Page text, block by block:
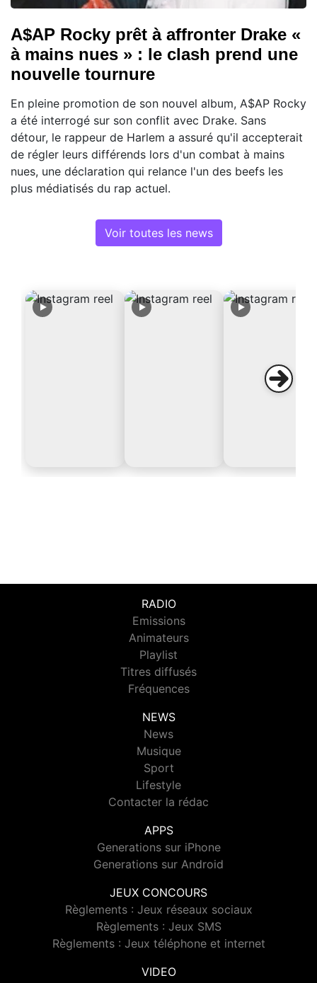
A$AP Rocky prêt à affronter Drake «
à mains nues » : le clash prend une
nouvelle tournure
En pleine promotion de son nouvel album, A$AP Rocky
a été interrogé sur son conflit avec Drake. Sans
détour, le rappeur de Harlem a assuré qu'il accepterait
de régler leurs différends lors d'un combat à mains
nues, une déclaration qui relance l'un des beefs les
plus médiatisés du rap actuel.
Voir toutes les news
RADIO
Emissions
Animateurs
Playlist
Titres diffusés
Fréquences
NEWS
News
Musique
Sport
Lifestyle
Contacter la rédac
APPS
Generations sur iPhone
Generations sur Android
JEUX CONCOURS
Règlements : Jeux réseaux sociaux
Règlements : Jeux SMS
Règlements : Jeux téléphone et internet
VIDEO